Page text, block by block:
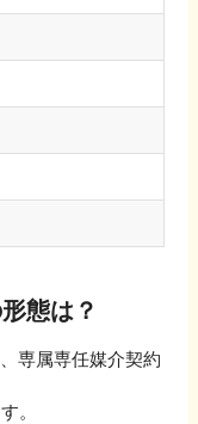
態は？
専属専任媒介契約
。